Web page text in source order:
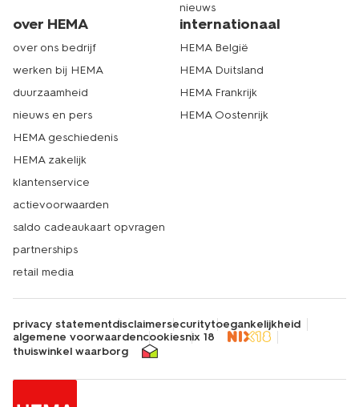
nieuws
over HEMA
over ons bedrijf
werken bij HEMA
duurzaamheid
nieuws en pers
HEMA geschiedenis
HEMA zakelijk
klantenservice
actievoorwaarden
saldo cadeaukaart opvragen
partnerships
retail media
internationaal
HEMA België
HEMA Duitsland
HEMA Frankrijk
HEMA Oostenrijk
privacy statementdisclaimersecuritytoegankelijkheid
algemene voorwaardencookiesnix 18
thuiswinkel waarborg